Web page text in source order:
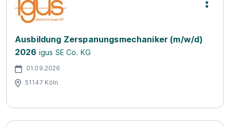
Ausbildung Zerspanungsmechaniker (m/w/d)
2026 igus SE Co. KG
01.09.2026
51147 Köln